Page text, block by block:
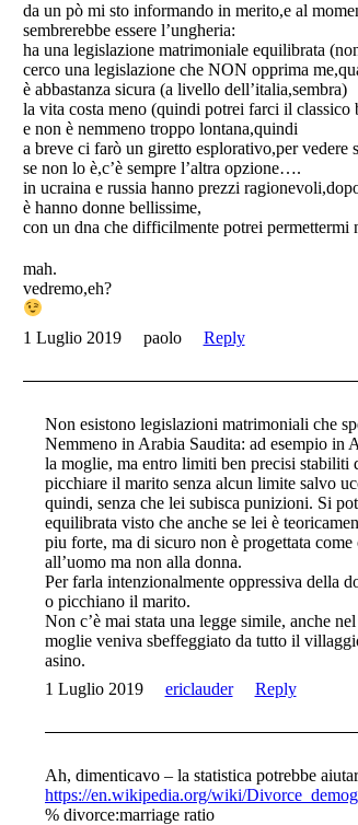
da un pò mi sto informando in merito,e al
sembrerebbe essere l’ungheria:
ha una legislazione matrimoniale equilibrata
cerco una legislazione che NON opprima
è abbastanza sicura (a livello dell’italia,sembra)
la vita costa meno (quindi potrei farci il classico
e non è nemmeno troppo lontana,quindi
a breve ci farò un giretto esplorativo,per vedere
se non lo è,c’è sempre l’altra opzione….
in ucraina e russia hanno prezzi
è hanno donne bellissime,
con un dna che difficilmente potrei permettermi
mah.
vedremo,eh?
1 Luglio 2019 paolo Reply
Non esistono legislazioni matrimoniali che
Nemmeno in Arabia Saudita: ad esempio in
la moglie, ma entro limiti ben precisi stabiliti
picchiare il marito senza alcun limite salvo
quindi, senza che lei subisca punizioni. Si
equilibrata visto che anche se lei è
piu forte, ma di sicuro non è progettata
all’uomo ma non alla donna.
Per farla intenzionalmente oppressiva della
o picchiano il marito.
Non c’è mai stata una legge simile, anche
moglie veniva sbeffeggiato da tutto il
asino.
1 Luglio 2019
ericlauder Reply
Ah, dimenticavo – la statistica potrebbe
https://en.wikipedia.org/wiki/
% divorce:marriage ratio